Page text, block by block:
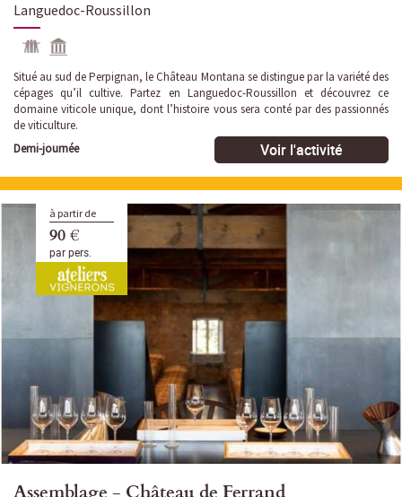
Languedoc-Roussillon
Situé au sud de Perpignan, le Château Montana se distingue par la variété des
cépages qu’il cultive. Partez en Languedoc-Roussillon et découvrez ce
domaine viticole unique, dont l’histoire vous sera conté par des passionnés
de viticulture.
Demi-journée
Voir l'activité
à partir de
90 €
par pers.
Assemblage - Château de Ferrand